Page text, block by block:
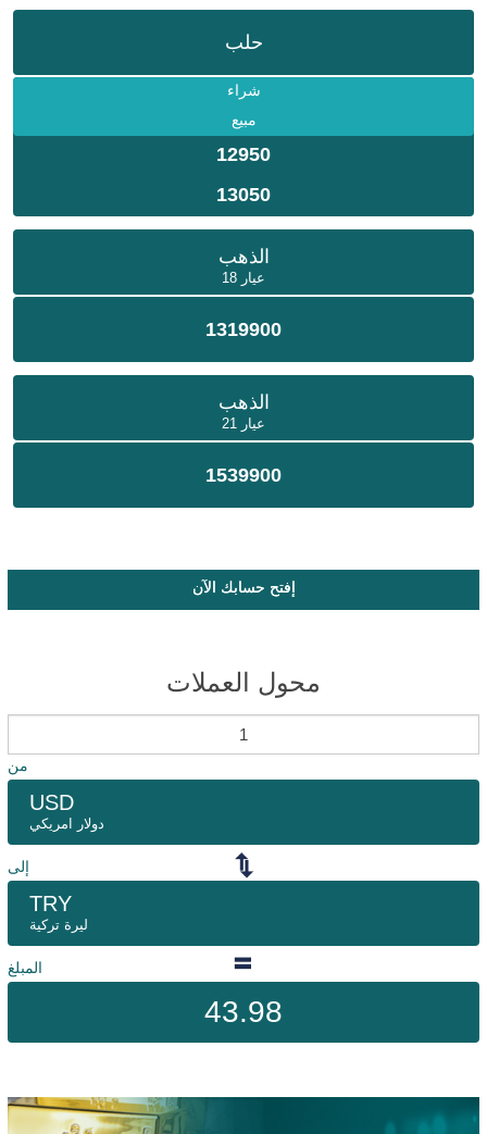
حلب
شراء
مبيع
12950
13050
الذهب
عيار 18
1319900
الذهب
عيار 21
1539900
إفتح حسابك الآن
محول العملات
من
USD
دولار امريكي
إلى
TRY
ليرة تركية
المبلغ
43.98